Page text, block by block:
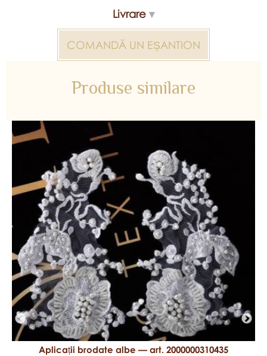
Livrare
COMANDĂ UN EȘANTION
Produse similare
Aplicații brodate albe — art. 2000000310435